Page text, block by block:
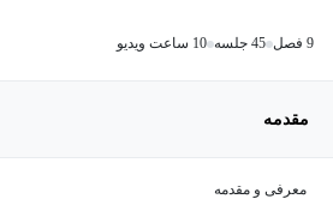
9 فصل 45 جلسه 10 ساعت ویدیو
مقدمه
معرفی و مقدمه